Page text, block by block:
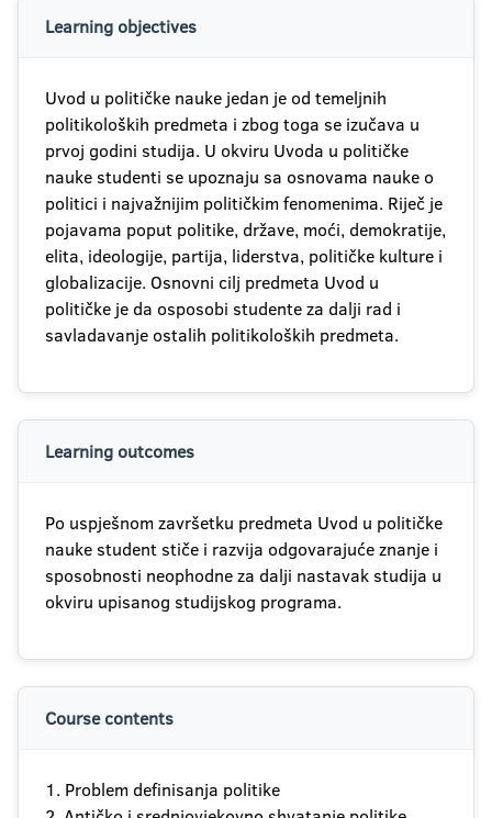
Learning objectives
Uvod u političke nauke jedan je od temeljnih
politikoloških predmeta i zbog toga se izučava u
prvoj godini studija. U okviru Uvoda u političke
nauke studenti se upoznaju sa osnovama nauke o
politici i najvažnijim političkim fenomenima. Riječ je
pojavama poput politike, države, moći, demokratije,
elita, ideologije, partija, liderstva, političke kulture i
globalizacije. Osnovni cilj predmeta Uvod u
političke je da osposobi studente za dalji rad i
savladavanje ostalih politikoloških predmeta.
Learning outcomes
Po uspješnom završetku predmeta Uvod u političke
nauke student stiče i razvija odgovarajuće znanje i
sposobnosti neophodne za dalji nastavak studija u
okviru upisanog studijskog programa.
Course contents
1. Problem definisanja politike